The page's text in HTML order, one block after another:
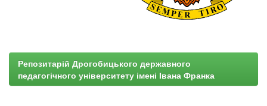
Репозитарій Дрогобицького державного
педагогічного університету імені Івана Франка